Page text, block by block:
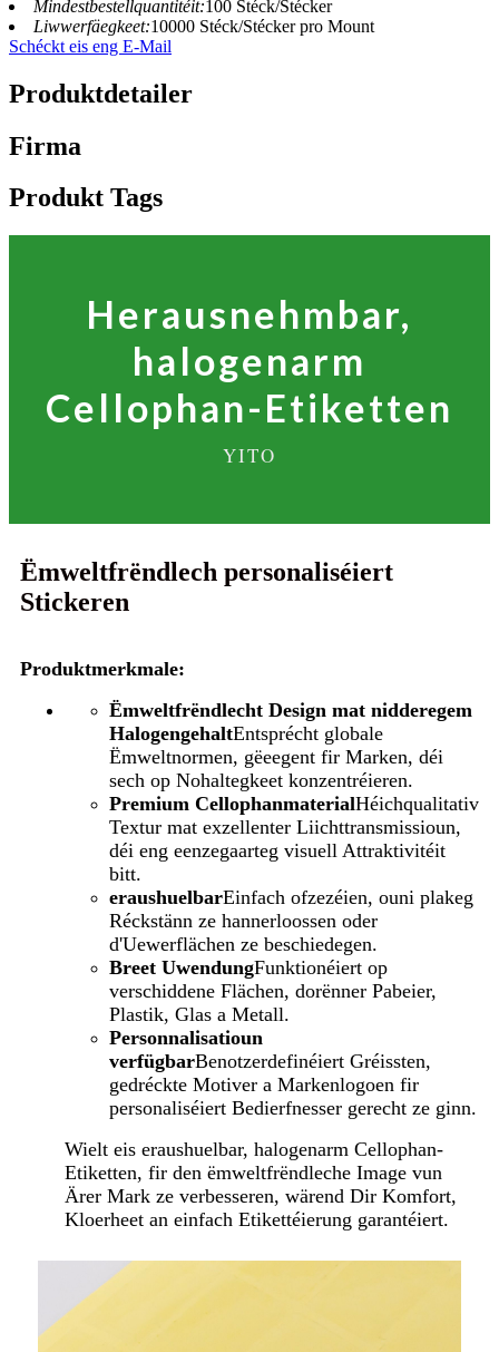
Mindestbestellquantitéit:100 Stéck/Stécker
Liwwerfäegkeet:10000 Stéck/Stécker pro Mount
Schéckt eis eng E-Mail
Produktdetailer
Firma
Produkt Tags
Herausnehmbar,
halogenarm
Cellophan-Etiketten
YITO
Ëmweltfrëndlech personaliséiert
Stickeren
Produktmerkmale:
Ëmweltfrëndlecht Design mat nidderegem
HalogengehaltEntsprécht globale
Ëmweltnormen, gëeegent fir Marken, déi
sech op Nohaltegkeet konzentréieren.
Premium CellophanmaterialHéichqualitativ
Textur mat exzellenter Liichttransmissioun,
déi eng eenzegaarteg visuell Attraktivitéit
bitt.
eraushuelbarEinfach ofzezéien, ouni plakeg
Réckstänn ze hannerloossen oder
d'Uewerflächen ze beschiedegen.
Breet UwendungFunktionéiert op
verschiddene Flächen, dorënner Pabeier,
Plastik, Glas a Metall.
Personnalisatioun
verfügbarBenotzerdefinéiert Gréissten,
gedréckte Motiver a Markenlogoen fir
personaliséiert Bedierfnesser gerecht ze ginn.
Wielt eis eraushuelbar, halogenarm Cellophan-
Etiketten, fir den ëmweltfrëndleche Image vun
Ärer Mark ze verbesseren, wärend Dir Komfort,
Kloerheet an einfach Etikettéierung garantéiert.